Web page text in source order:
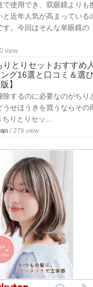
で使用でき、双眼鏡よりも
と近年人気が高まっている
す。今回はそんな単眼鏡の
view
りとりセットおすすめ人
グ16選と口コミ＆選
】
除するのに必要なのがちり
うせほうきを買うならその
ちりとりセッ…
/ 279 view